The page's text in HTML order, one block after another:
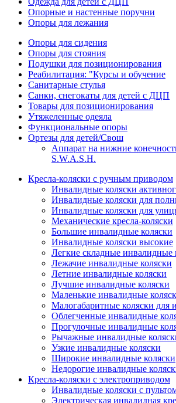
Опорные и настенные поручни
Опоры для лежания
Опоры для сидения
Опоры для стояния
Подушки для позиционирования
Реабилитация: "Курсы и обучение
Санитарные стулья
Санки, снегокаты для детей с ДЦП
Товары для позиционирования
Утяжеленные одеяла
Функциональные опоры
Ортезы для детей/Свош
Аппарат на нижние
S.W.A.S.H.
Кресла-коляски с ручным приводом
Инвалидные коляски
Инвалидные коляски для
Инвалидные коляски для
Механические кресла-коляски
Большие инвалидные коляски
Инвалидные коляски высокие
Легкие складные инвалидные
Лежачие инвалидные коляски
Летние инвалидные коляски
Лучшие инвалидные коляски
Маленькие инвалидные
Малогабаритные коляски для
Облегченные инвалидные
Прогулочные инвалидные
Рычажные инвалидные
Узкие инвалидные коляски
Широкие инвалидные коляски
Недорогие инвалидные
Кресла-коляски с электроприводом
Инвалидные коляски с
Электрическая инвалидная